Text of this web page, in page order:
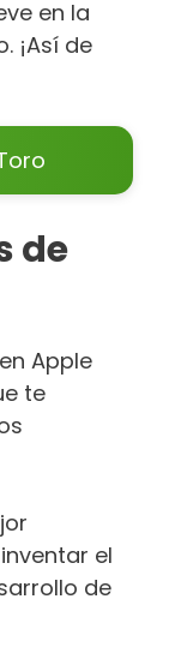
en la
¡Así de
de
Apple
te
el
de